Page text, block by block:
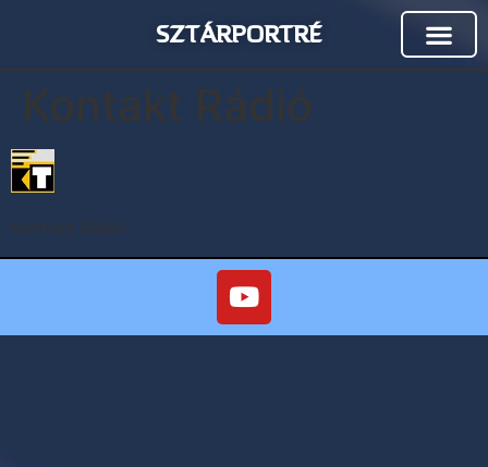
SZTÁRPORTRÉ
Kontakt Rádió
Kontakt Rádió